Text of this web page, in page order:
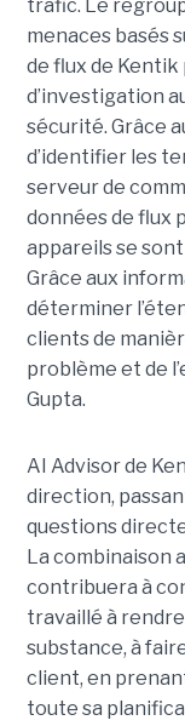
trafic. Le
menaces basés
de flux de
d’investigation
sécurité. Grâce
d’identifier les
serveur de
données de flux
appareils se
Grâce aux
déterminer
clients de
problème et de
Gupta.
AI Advisor de
direction,
questions
La combinaison
contribuera à
travaillé à
substance, à
client, en
toute sa